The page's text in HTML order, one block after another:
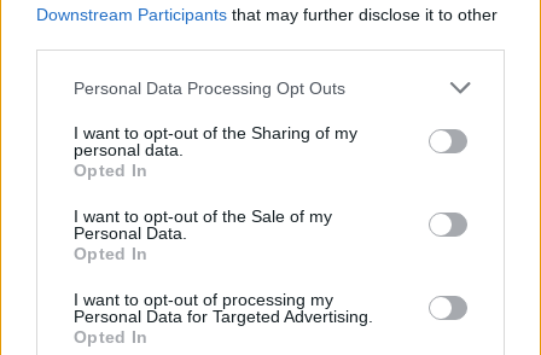
Downstream Participants that may further disclose it to other
Personal Data Processing Opt Outs
I want to opt-out of the Sharing of my
personal data.
Opted In
I want to opt-out of the Sale of my
Personal Data.
Opted In
I want to opt-out of processing my
Personal Data for Targeted Advertising.
Opted In